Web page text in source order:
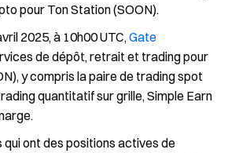
pour Ton Station (SOON).
2025, à 10h00 UTC,Gate
de dépôt, retrait et trading pour
y compris la paire de trading spot
quantitatif sur grille, Simple Earn
qui ont des positions actives de